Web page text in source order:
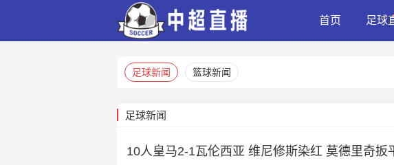
首页 足球
足球新闻 篮球新闻
足球新闻
10人皇马2-1瓦伦西亚 维尼修斯染红 莫德里奇扳